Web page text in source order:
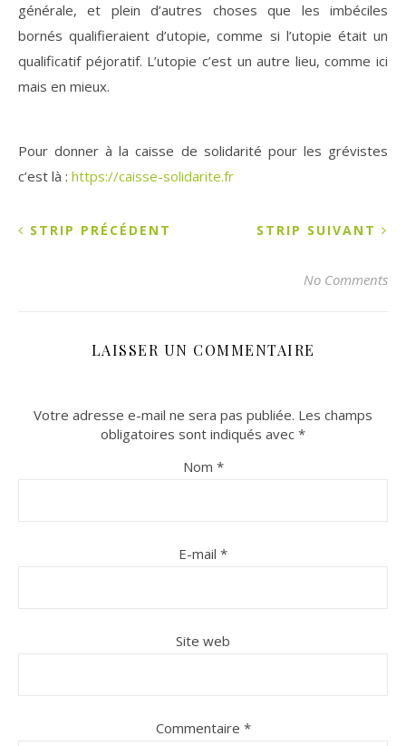
générale, et plein d’autres choses que les imbéciles
bornés qualifieraient d’utopie, comme si l’utopie était un
qualificatif péjoratif. L’utopie c’est un autre lieu, comme ici
mais en mieux.
Pour donner à la caisse de solidarité pour les grévistes
c’est là : https://caisse-solidarite.fr
STRIP SUIVANT
STRIP PRÉCÉDENT
No Comments
LAISSER UN COMMENTAIRE
Votre adresse e-mail ne sera pas publiée. Les champs
obligatoires sont indiqués avec *
Nom *
E-mail *
Site web
Commentaire *